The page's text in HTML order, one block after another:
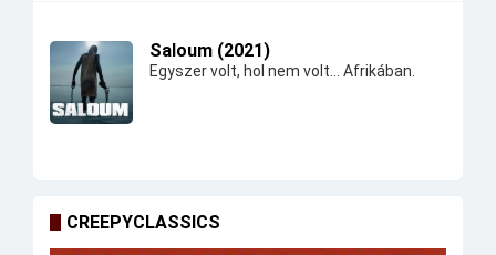
Saloum (2021)
Egyszer volt, hol nem volt... Afrikában.
CREEPYCLASSICS